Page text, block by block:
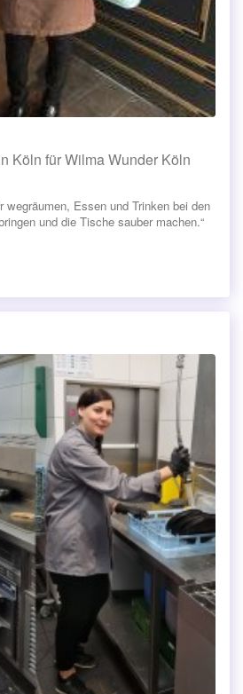
Köln für Wilma Wunder Köln
wegräumen, Essen und Trinken bei den
und die Tische sauber machen.“